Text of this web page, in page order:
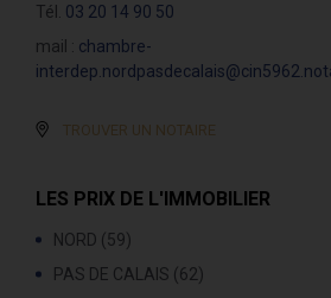
Tél. 03 20 14 90 50
mail : chambre-
TROUVER UN NOTAIRE
LES PRIX DE L'IMMOBILIER
NORD (59)
PAS DE CALAIS (62)